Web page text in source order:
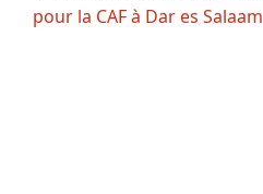
pour la CAF à Dar es Salaam